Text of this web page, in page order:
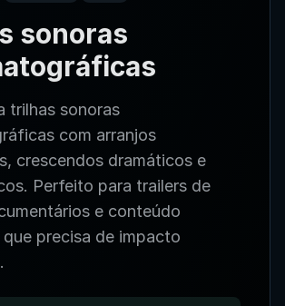
sonoras
trilhas sonoras
com arranjos
crescendos dramáticos e
Perfeito para trailers de
e conteúdo
precisa de impacto